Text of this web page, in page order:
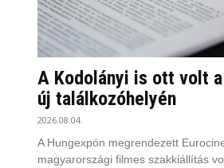
A Kodolányi is ott volt
új találkozóhelyén
2026.08.04.
A Hungexpón megrendezett
magyarországi filmes szakkiállítás